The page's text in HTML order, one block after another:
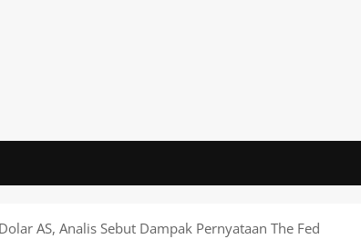
AS, Analis Sebut Dampak Pernyataan The Fed